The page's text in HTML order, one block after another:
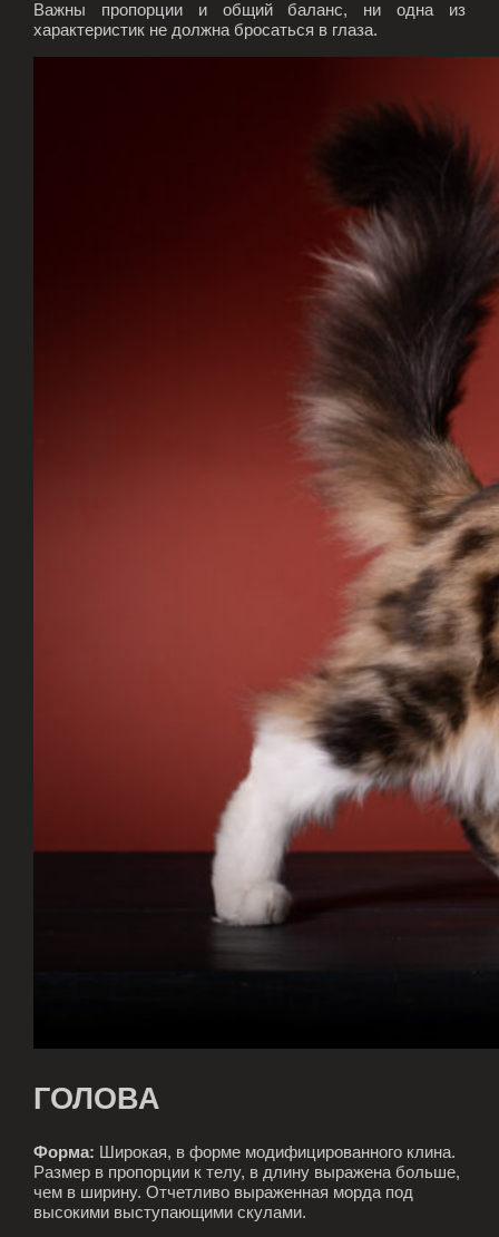
Важны пропорции и общий баланс, ни одна из
характеристик не должна бросаться в глаза.
ГОЛОВА
Форма: Широкая, в форме модифицированного клина.
Размер в пропорции к телу, в длину выражена больше,
чем в ширину. Отчетливо выраженная морда под
высокими выступающими скулами.